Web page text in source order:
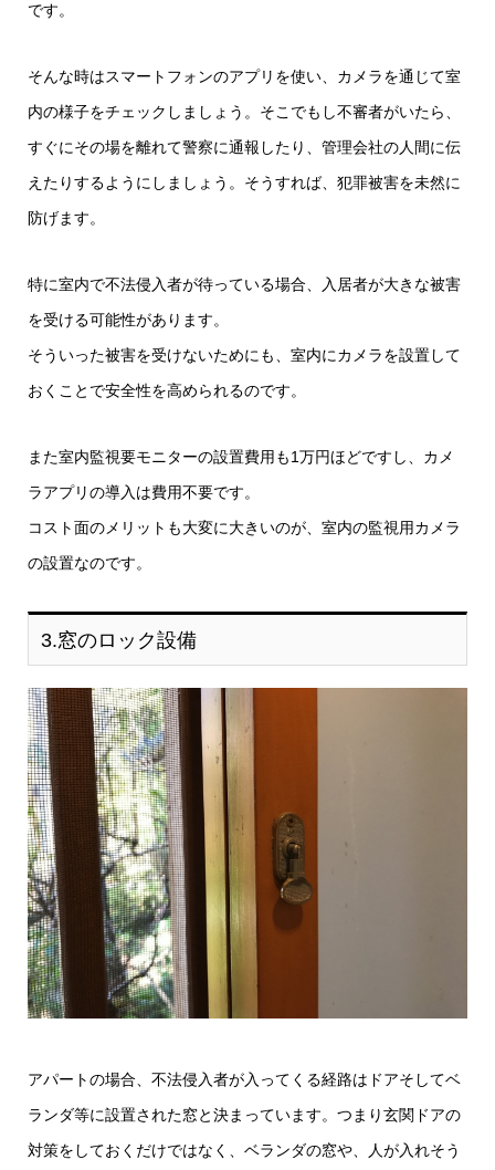
です。
そんな時はスマートフォンのアプリを使い、カメラを通じて室
内の様子をチェックしましょう。そこでもし不審者がいたら、
すぐにその場を離れて警察に通報したり、管理会社の人間に伝
えたりするようにしましょう。そうすれば、犯罪被害を未然に
防げます。
特に室内で不法侵入者が待っている場合、入居者が大きな被害
を受ける可能性があります。
そういった被害を受けないためにも、室内にカメラを設置して
おくことで安全性を高められるのです。
また室内監視要モニターの設置費用も1万円ほどですし、カメ
ラアプリの導入は費用不要です。
コスト面のメリットも大変に大きいのが、室内の監視用カメラ
の設置なのです。
3.窓のロック設備
アパートの場合、不法侵入者が入ってくる経路はドアそしてベ
ランダ等に設置された窓と決まっています。つまり玄関ドアの
対策をしておくだけではなく、ベランダの窓や、人が入れそう